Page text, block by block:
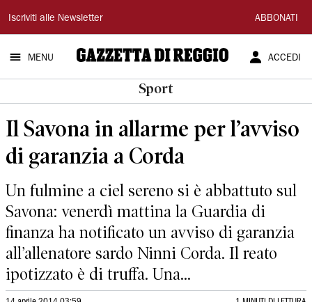
Gazzetta
di
Reggio
Iscriviti alle Newsletter ABBONATI
MENU ACCEDI
Sport
Il Savona in allarme per l’avviso
di garanzia a Corda
Un fulmine a ciel sereno si è abbattuto sul
Savona: venerdì mattina la Guardia di
finanza ha notificato un avviso di garanzia
all’allenatore sardo Ninni Corda. Il reato
ipotizzato è di truffa. Una...